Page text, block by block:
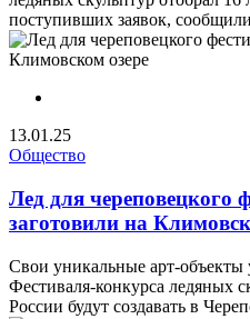
поступивших заявок,
13.01.25
Общество
Лед для череповецкого
заготовили на
Свои уникальные арт-
Фестиваля-конкурса ледяных
России будут создавать в